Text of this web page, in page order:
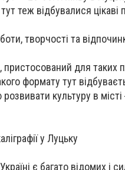
теж відбувалися
творчості та
пристосований для таких
формату тут
культуру в місті
у Луцьку
є багато відомих і